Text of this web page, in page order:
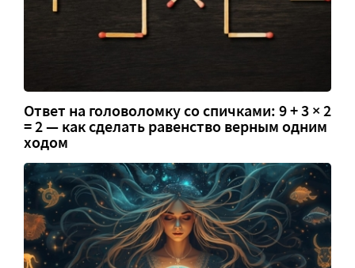
Ответ на головоломку со спичками: 9 + 3 × 2
= 2 — как сделать равенство верным одним
ходом